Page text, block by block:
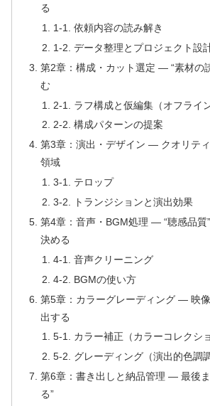
る
1-1. 依頼内容の読み解き
1-2. データ整理とプロジェクト設
第2章：構成・カット選定 ― “素材の
む
2-1. ラフ構成と仮編集（オフライ
2-2. 構成パターンの提案
第3章：演出・デザイン ― クオリテ
領域
3-1. テロップ
3-2. トランジションと演出効果
第4章：音声・BGM処理 ― “聴感品質
決める
4-1. 音声クリーニング
4-2. BGMの使い方
第5章：カラーグレーディング ― 映像
出する
5-1. カラー補正（カラーコレクショ
5-2. グレーディング（演出的色調調
第6章：書き出しと納品管理 ― 最後ま
る”